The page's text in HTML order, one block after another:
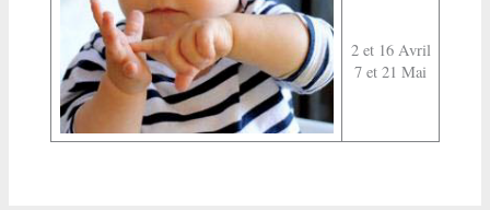
2 et 16 Avril
7 et 21 Mai